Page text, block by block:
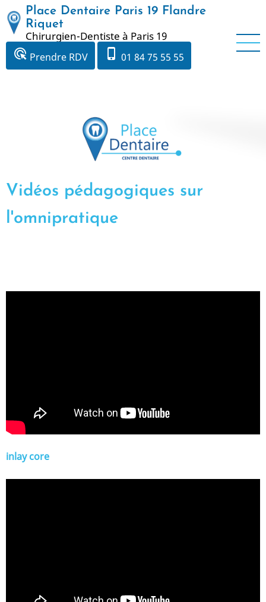
au
contenu
principal
Place Dentaire Paris 19 Flandre
Riquet
Chirurgien-Dentiste à Paris 19
ads_click Prendre RDV phone_iphone 01 84 75 55 55
Vidéos pédagogiques sur
l'omnipratique
inlay core